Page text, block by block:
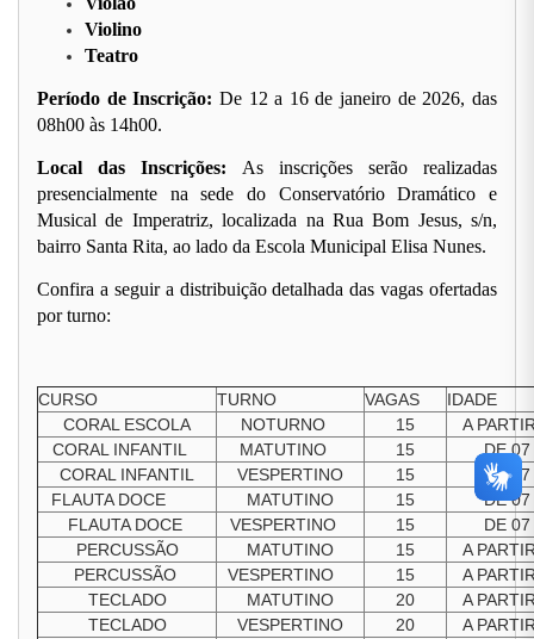
Violino
Teatro
Período de Inscrição: De 12 a 16 de janeiro de 2026, das
08h00 às 14h00.
Local das Inscrições: As inscrições serão realizadas
presencialmente na sede do Conservatório Dramático e
Musical de Imperatriz, localizada na Rua Bom Jesus, s/n,
bairro Santa Rita, ao lado da Escola Municipal Elisa Nunes.
Confira a seguir a distribuição detalhada das vagas ofertadas
por turno:
CURSO TURNO VAGAS
IDADE
CORAL ESCOLA
NOTURNO 15
A
CORAL INFANTIL
MATUTINO 15
DE 07
CORAL INFANTIL
VESPERTINO 15
DE 07
FLAUTA DOCE
MATUTINO 15
DE 07
FLAUTA DOCE
VESPERTINO 15
DE 07
PERCUSSÃO
MATUTINO 15
A
PERCUSSÃO
VESPERTINO 15
A
TECLADO
MATUTINO 20
A
TECLADO
VESPERTINO 20
A